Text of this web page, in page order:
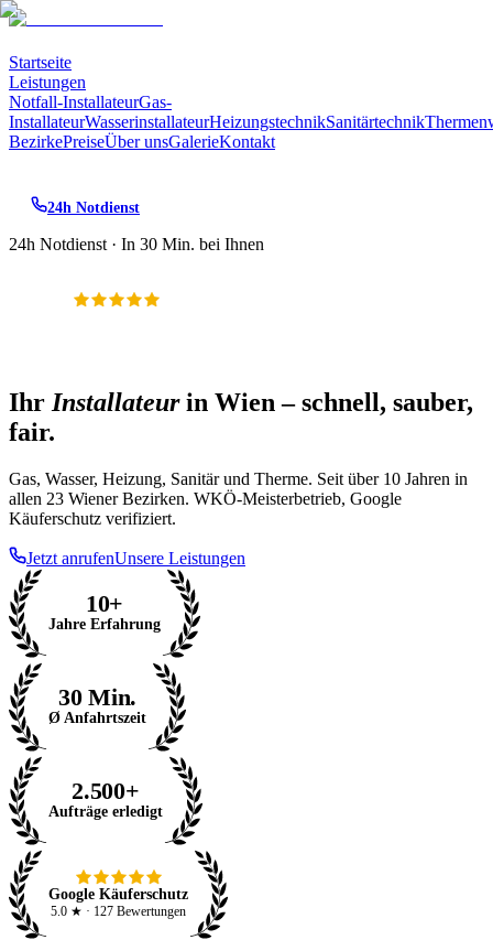
Startseite
Leistungen
Notfall-InstallateurGas-
InstallateurWasserinstallateurHeizungstechnikSanitärtechnik
BezirkePreiseÜber unsGalerieKontakt
24h Notdienst
24h Notdienst · In 30 Min. bei Ihnen
Ihr Installateurin Wien – schnell, sauber,
fair.
Gas, Wasser, Heizung, Sanitär und Therme. Seit über 10 Jahren in
allen 23 Wiener Bezirken. WKÖ-Meisterbetrieb, Google
Käuferschutz verifiziert.
Jetzt anrufenUnsere Leistungen
10+
Jahre Erfahrung
30 Min.
Ø Anfahrtszeit
2.500+
Aufträge erledigt
Google Käuferschutz
5.0 ★ · 127 Bewertungen